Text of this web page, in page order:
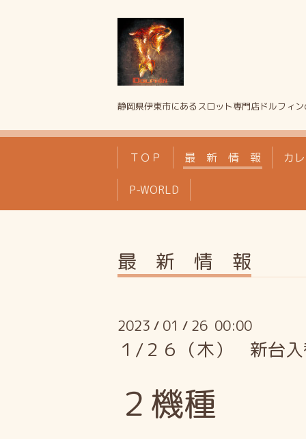
静岡県伊東市にあるスロット専門店ドルフィ
ＴＯＰ 最 新 情 報 カ
P-WORLD
最 新 情 報
2023 / 01 / 26 00:00
１/２６（木） 新台
２機種